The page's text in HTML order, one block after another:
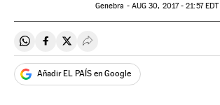
Genebra - AUG 30, 2017 - 21:57EDT
Compartir en Whatsapp
Compartir en Facebook
Compartir en Twitter
Desplegar Redes Sociales
Añadir EL PAÍS en Google